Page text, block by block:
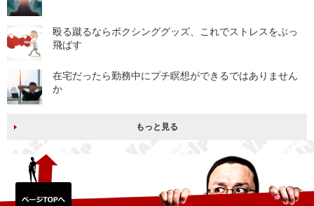
殴る蹴るならボクシンググッズ、これでストレスをぶっ
飛ばす
在宅だったら勤務中にプチ瞑想ができるではありません
か
もっと見る